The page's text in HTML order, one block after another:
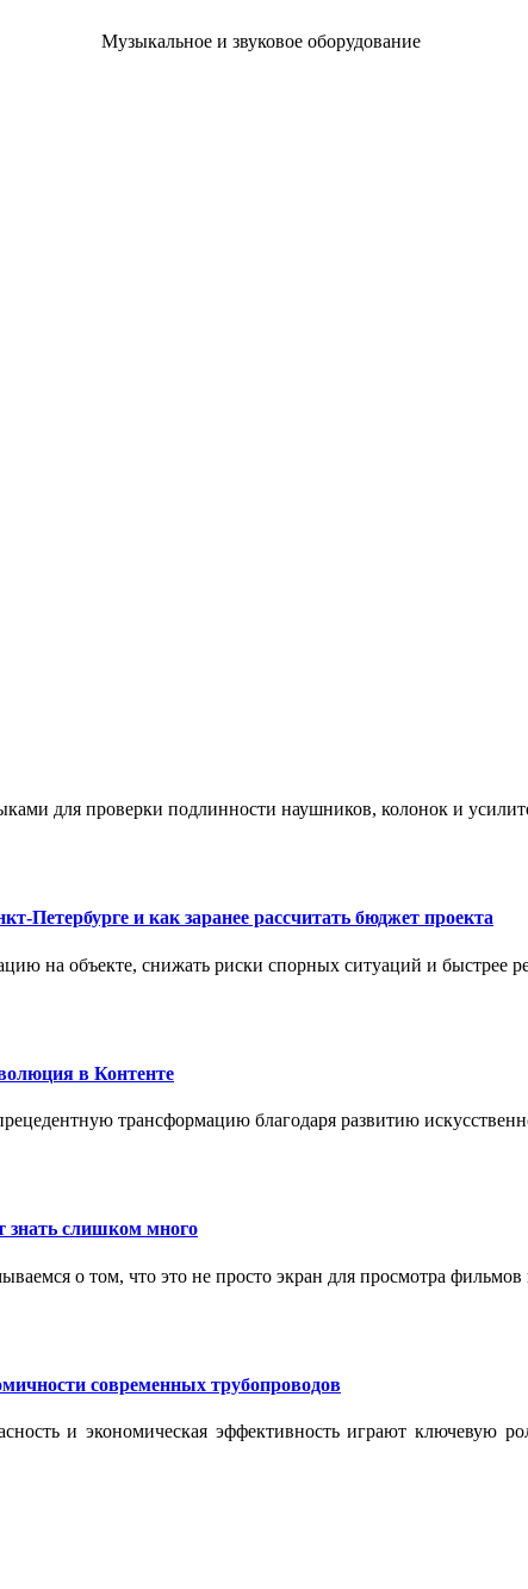
Музыкальное и звуковое оборудование
для проверки подлинности наушников, колонок и
Петербурге и как заранее рассчитать бюджет проекта
на объекте, снижать риски спорных ситуаций и быстрее
в Контенте
трансформацию благодаря развитию
слишком много
о том, что это не просто экран для просмотра фильмов
современных трубопроводов
и экономическая эффективность играют ключевую